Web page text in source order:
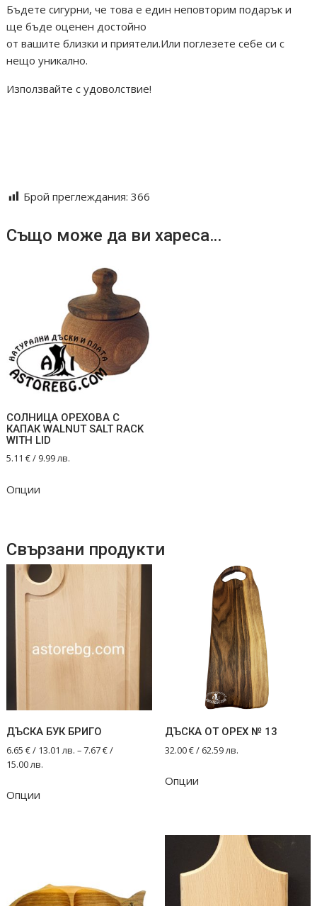
Бъдете сигурни, че това е един неповторим подарък и
ще бъде оценен достойно
от вашите близки и приятели.Или поглезете себе си с
нещо уникално.
Използвайте с удоволствие!
Брой преглеждания: 366
Също може да ви хареса…
СОЛНИЦА ОРЕХОВА С
КАПАК WALNUT SALT RACK
WITH LID
5.11€/ 9.99 лв.
Опции
Свързани продукти
ДЪСКА БУК БРИГО
6.65€/ 13.01 лв.– 7.67€/
15.00 лв.
Опции
options
may
ДЪСКА ОТ ОРЕХ № 13
32.00€/ 62.59 лв.
Опции